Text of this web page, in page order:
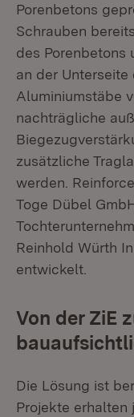
Porenbetons
Schrauben
des Porenbetons
an der Unterseite
Aluminiumstäbe
nachträgliche
zusätzliche
werden.
Toge Dübel
Reinhold Würth
entwickelt.
Von der ZiE
Die Lösung ist
Projekte erhalten